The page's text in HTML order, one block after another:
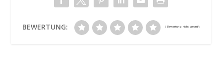
BEWERTUNG: